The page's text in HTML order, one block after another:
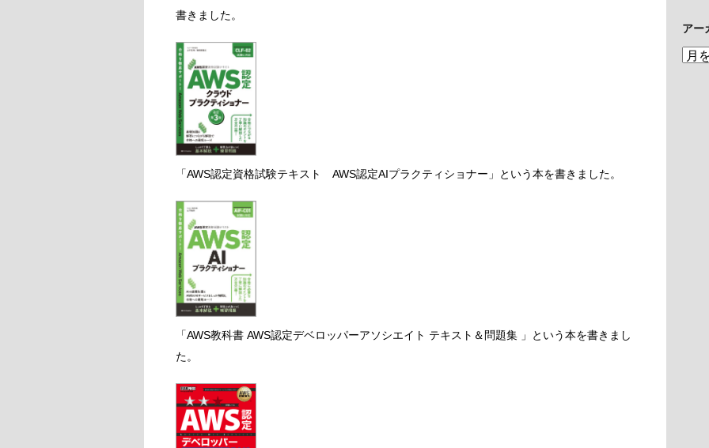
書きました。
「AWS認定資格試験テキスト AWS認定AIプラクティショナー」という本を書きました。
「AWS教科書 AWS認定デベロッパーアソシエイト テキスト＆問題集 」という本を書きまし
た。
アー
ア